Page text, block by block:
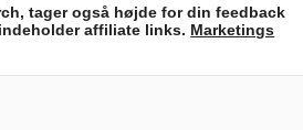
tager også højde for din feedback
affiliate links. Marketings